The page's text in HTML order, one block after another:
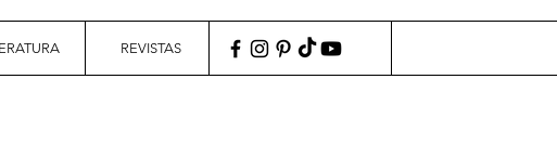
REVISTAS